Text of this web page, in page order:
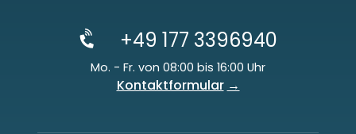
+49 177 3396940
Mo. - Fr. von 08:00 bis 16:00 Uhr
Kontaktformular